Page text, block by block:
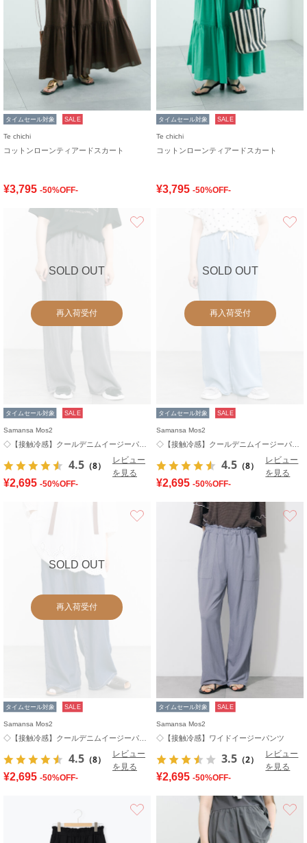
タイムセール対象 SALE
Te chichi
コットンローンティアードスカート
¥3,795 -50%OFF-
タイムセール対象 SALE
Te chichi
コットンローンティアードスカート
¥3,795 -50%OFF-
SOLD OUT
再入荷受付
タイムセール対象 SALE
Samansa Mos2
4.5 （8）
レビュー
を見る
¥2,695 -50%OFF-
SOLD OUT
再入荷受付
タイムセール対象 SALE
Samansa Mos2
4.5 （8）
レビュー
を見る
¥2,695 -50%OFF-
SOLD OUT
再入荷受付
タイムセール対象 SALE
Samansa Mos2
4.5 （8）
レビュー
を見る
¥2,695 -50%OFF-
タイムセール対象 SALE
Samansa Mos2
◇【接触冷感】ワイドイージーパンツ
3.5 （2）
レビュー
を見る
¥2,695 -50%OFF-